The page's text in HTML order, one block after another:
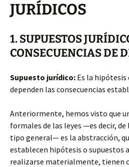
JURÍDICOS
1. SUPUESTOS
CONSECUENCIAS DE
Supuesto jurídico: Es la hipótesis
dependen las consecuencias
Anteriormente, hemos visto que
formales de las leyes —es decir, de
tipo general— es la abstracción,
establecen hipótesis o supuestos
realizarse materialmente, tienen